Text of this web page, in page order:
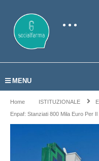
MENU
Home ISTITUZIONALE
Enpaf: Stanziati 800 Mila Euro Per